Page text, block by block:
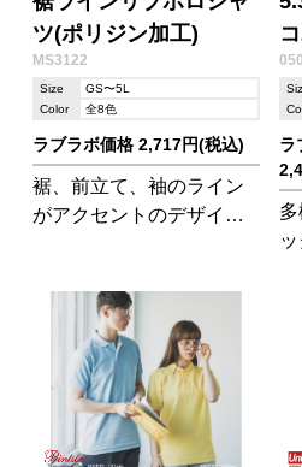
ツ(ポリジン加工)
MS3122
Size
GS〜5L
Color
全8色
ラブラボ価格 2,717円(税込)
裾、前立て、袖のライン
がアクセントのデザイン
シリーズ
ロ
ラ